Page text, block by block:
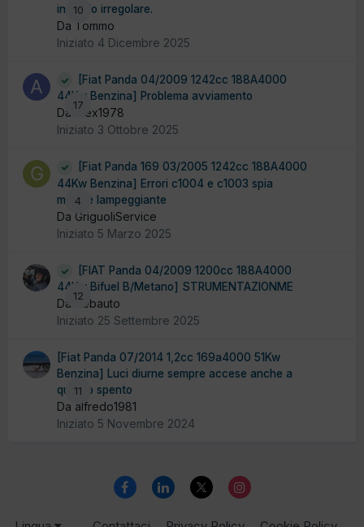
10
in modo irregolare.
Da Tommo
Iniziato 4 Dicembre 2025
17
[Fiat Panda 04/2009 1242cc 188A4000
44Kw Benzina] Problema avviamento
Da Alex1978
Iniziato 3 Ottobre 2025
4
[Fiat Panda 169 03/2005 1242cc 188A4000
44Kw Benzina] Errori c1004 e c1003 spia
motore lampeggiante
Da GriguoliService
Iniziato 5 Marzo 2025
12
[FIAT Panda 04/2009 1200cc 188A4000
44Kw Bifuel B/Metano] STRUMENTAZIONME
Da debauto
Iniziato 25 Settembre 2025
11
[Fiat Panda 07/2014 1,2cc 169a4000 51Kw
Benzina] Luci diurne sempre accese anche a
quadro spento
Da alfredo1981
Iniziato 5 Novembre 2024